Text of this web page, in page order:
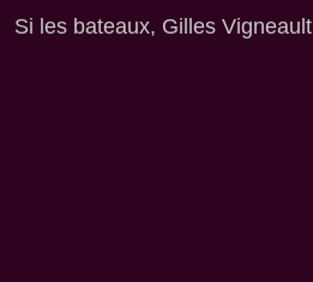
Si les bateaux, Gilles Vigneault